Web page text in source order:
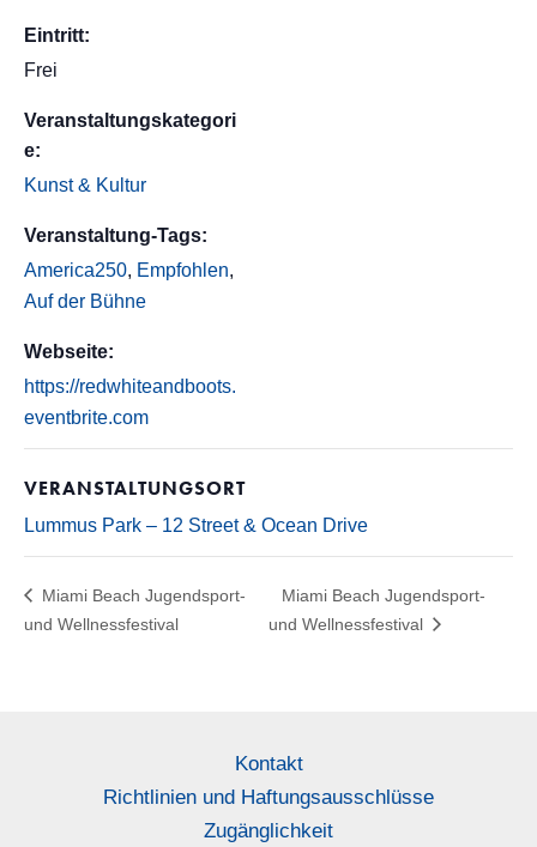
Eintritt:
Frei
Veranstaltungskategori
e:
Kunst & Kultur
Veranstaltung-Tags:
America250, Empfohlen,
Auf der Bühne
Webseite:
https://redwhiteandboots.
eventbrite.com
VERANSTALTUNGSORT
Lummus Park – 12 Street & Ocean Drive
Miami Beach Jugendsport-
und Wellnessfestival
Miami Beach Jugendsport-
und Wellnessfestival
Kontakt
Richtlinien und Haftungsausschlüsse
Zugänglichkeit